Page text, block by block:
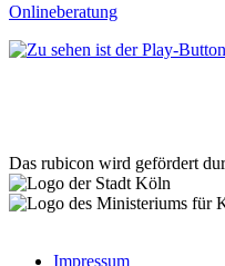
Onlineberatung
Das rubicon wird gefördert
Impressum